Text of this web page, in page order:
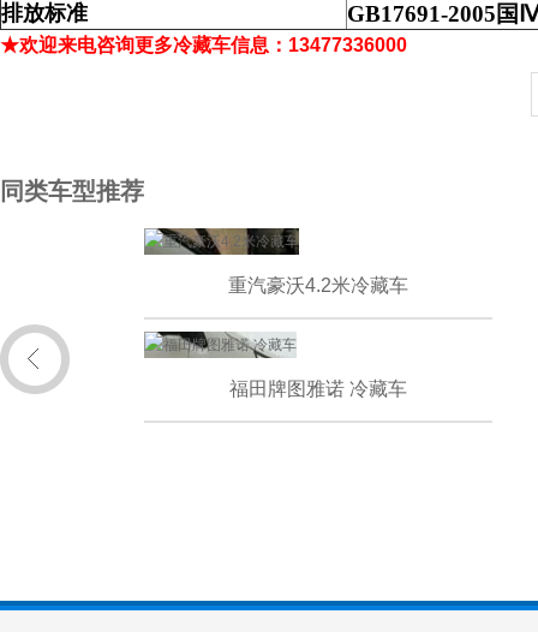
排放标准
GB17691-2005国
★欢迎来电咨询更多冷藏车信息：13477336000
同类车型推荐
重汽豪沃4.2米冷藏车
福田牌图雅诺 冷藏车